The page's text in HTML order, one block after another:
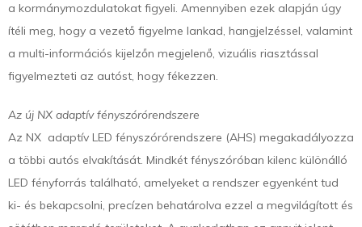
a kormánymozdulatokat figyeli. Amennyiben ezek alapján úgy
ítéli meg, hogy a vezető figyelme lankad, hangjelzéssel, valamint
a multi-információs kijelzőn megjelenő, vizuális riasztással
figyelmezteti az autóst, hogy fékezzen.
Az új NX adaptív fényszórórendszere
Az NX adaptív LED fényszórórendszere (AHS) megakadályozza
a többi autós elvakítását. Mindkét fényszóróban kilenc különálló
LED fényforrás található, amelyeket a rendszer egyenként tud
ki- és bekapcsolni, precízen behatárolva ezzel a megvilágított és